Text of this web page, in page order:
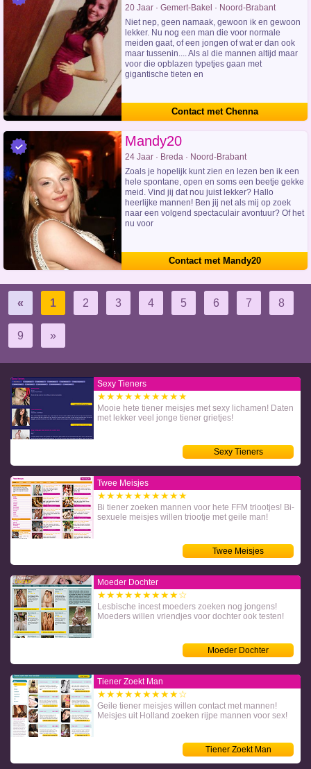
20 Jaar · Gemert-Bakel · Noord-Brabant
Niet nep, geen namaak, gewoon ik en gewoon
lekker. Nu nog een man die voor normale
meiden gaat, of een jongen of wat er dan ook
maar tussenin.... Als al die mannen altijd maar
voor die opblazen typetjes gaan met
gigantische tieten en
Contact met Chenna
Mandy20
24 Jaar · Breda · Noord-Brabant
Zoals je hopelijk kunt zien en lezen ben ik een
hele spontane, open en soms een beetje gekke
meid. Vind jij dat nou juist lekker? Hallo
heerlijke mannen! Ben jij net als mij op zoek
naar een volgend spectaculair avontuur? Of het
nu voor
Contact met Mandy20
« 1 2 3 4 5 6 7 8
9 »
Sexy Tieners
★★★★★★★★★★
Mooie hete tiener meisjes met sexy lichamen! Daten
met lekker veel jonge tiener grietjes!
Sexy Tieners
Twee Meisjes
★★★★★★★★★★
Bi tiener zoeken mannen voor hete FFM triootjes! Bi-
sexuele meisjes willen triootje met geile man!
Twee Meisjes
Moeder Dochter
★★★★★★★★★☆
Lesbische incest moeders zoeken nog jongens!
Moeders willen vriendjes voor dochter ook testen!
Moeder Dochter
Tiener Zoekt Man
★★★★★★★★★☆
Geile tiener meisjes willen contact met mannen!
Meisjes uit Holland zoeken rijpe mannen voor sex!
Tiener Zoekt Man